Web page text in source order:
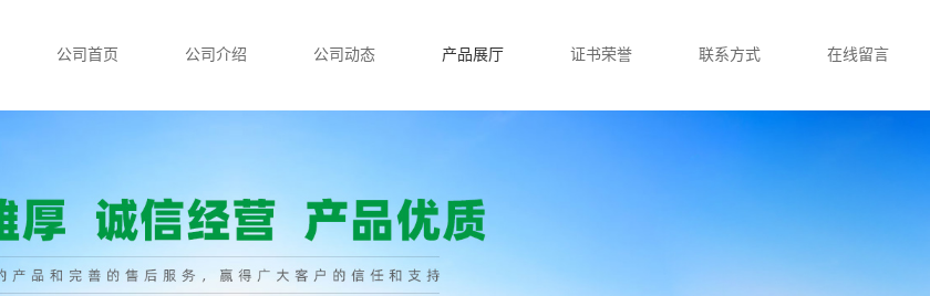
公司首页 公司介绍 公司动态 产品展厅 证书荣誉 联系方式 在线留言